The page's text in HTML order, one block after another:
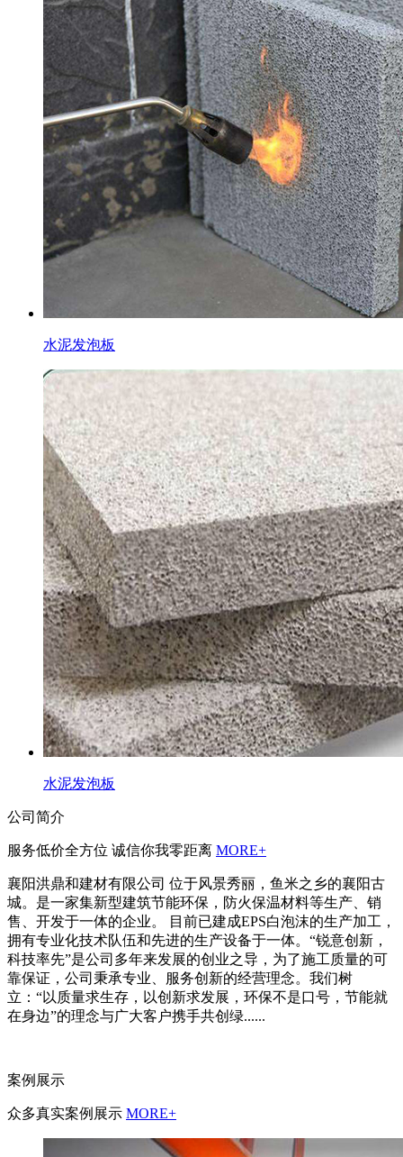
水泥发泡板
水泥发泡板
公司简介
服务低价全方位 诚信你我零距离 MORE+
襄阳洪鼎和建材有限公司 位于风景秀丽，鱼米之乡的襄阳古
城。是一家集新型建筑节能环保，防火保温材料等生产、销
售、开发于一体的企业。 目前已建成EPS白泡沫的生产加工，
拥有专业化技术队伍和先进的生产设备于一体。“锐意创新，
科技率先”是公司多年来发展的创业之导，为了施工质量的可
靠保证，公司秉承专业、服务创新的经营理念。我们树
立：“以质量求生存，以创新求发展，环保不是口号，节能就
在身边”的理念与广大客户携手共创绿......
案例展示
众多真实案例展示 MORE+